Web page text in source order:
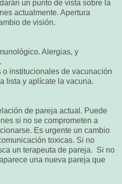
un punto de vista sobre la
actualmente. Apertura
de visión.
Alergias, y
institucionales de vacunación
lista y aplícate la vacuna.
de pareja actual. Puede
si no se comprometen a
Es urgente un cambio
toxicas. Si no
un terapeuta de pareja. Si no
una nueva pareja que